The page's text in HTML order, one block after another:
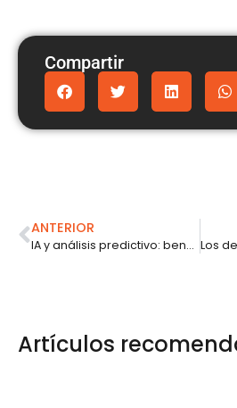
Compartir
ANTERIOR
IA y análisis predictivo: beneficios y estrategias para anticipar tendencias
Artículos